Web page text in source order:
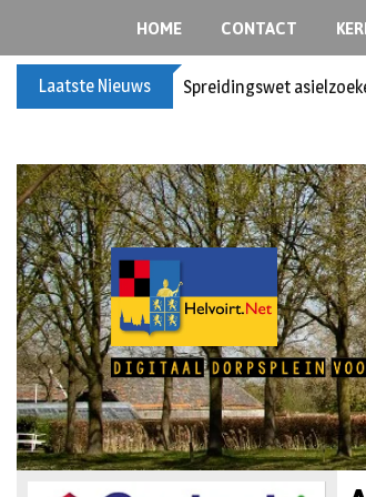
HOME CONTACT
Laatste Nieuws Spreidingswet